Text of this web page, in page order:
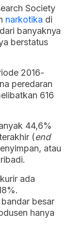
Society
narkotika di
banyaknya
berstatus
2016-
peredaran
616
44,6%
(end
atau
ada
besar
hanya